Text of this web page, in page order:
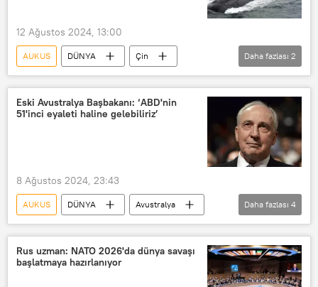
12 Ağustos 2024, 13:00
AUKUS DÜNYA
Çin
Çin Halk Cumhuriyeti
Avusturalya
Daha fazlası 2
Eski Avustralya Başbakanı: ‘ABD'nin
51'inci eyaleti haline gelebiliriz’
8 Ağustos 2024, 23:43
AUKUS DÜNYA
Avustralya
ABD
ABD hegemonyası
nükleer denizaltı
Nükleer silah
Daha fazlası 4
Rus uzman: NATO 2026'da dünya savaşı
başlatmaya hazırlanıyor